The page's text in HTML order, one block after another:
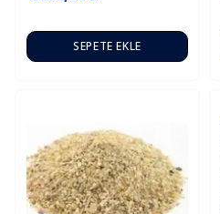
SEPETE EKLE